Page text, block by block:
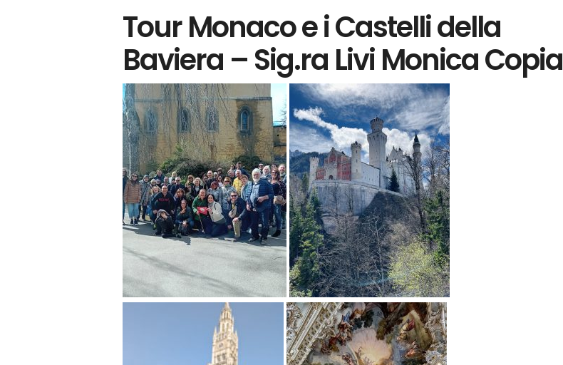
Tour Monaco e i Castelli della
Baviera – Sig.ra Livi Monica Copia